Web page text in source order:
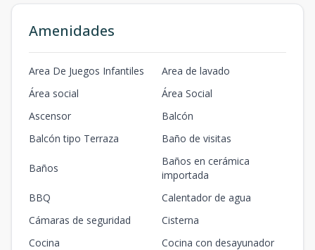
Amenidades
Area De Juegos Infantiles
Area de lavado
Área social
Área Social
Ascensor
Balcón
Balcón tipo Terraza
Baño de visitas
Baños
Baños en cerámica
importada
BBQ
Calentador de agua
Cámaras de seguridad
Cisterna
Cocina
Cocina con desayunador